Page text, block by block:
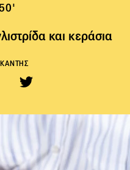
και κεράσια